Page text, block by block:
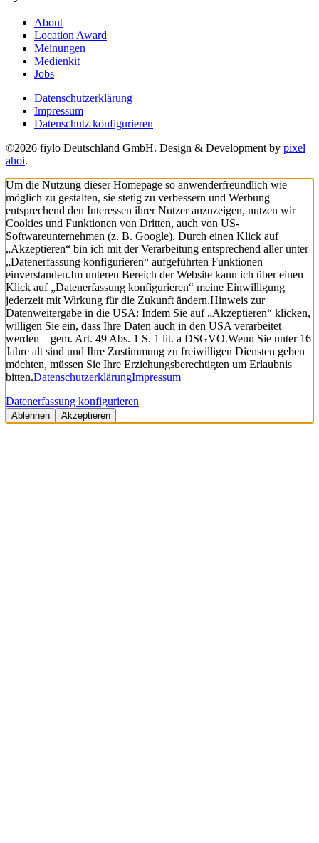
About
Location Award
Meinungen
Medienkit
Jobs
Datenschutzerklärung
Impressum
Datenschutz konfigurieren
©2026 fiylo Deutschland GmbH. Design & Development by pixel
ahoi.
Um die Nutzung dieser Homepage so anwenderfreundlich wie
möglich zu gestalten, sie stetig zu verbessern und Werbung
entsprechend den Interessen ihrer Nutzer anzuzeigen, nutzen wir
Cookies und Funktionen von Dritten, auch von US-
Softwareunternehmen (z. B. Google). Durch einen Klick auf
„Akzeptieren“ bin ich mit der Verarbeitung entsprechend aller unter
„Datenerfassung konfigurieren“ aufgeführten Funktionen
einverstanden.Im unteren Bereich der Website kann ich über einen
Klick auf „Datenerfassung konfigurieren“ meine Einwilligung
jederzeit mit Wirkung für die Zukunft ändern.Hinweis zur
Datenweitergabe in die USA: Indem Sie auf „Akzeptieren“ klicken,
willigen Sie ein, dass Ihre Daten auch in den USA verarbeitet
werden – gem. Art. 49 Abs. 1 S. 1 lit. a DSGVO.Wenn Sie unter 16
Jahre alt sind und Ihre Zustimmung zu freiwilligen Diensten geben
möchten, müssen Sie Ihre Erziehungsberechtigten um Erlaubnis
bitten.DatenschutzerklärungImpressum
Datenerfassung konfigurieren
Ablehnen Akzeptieren